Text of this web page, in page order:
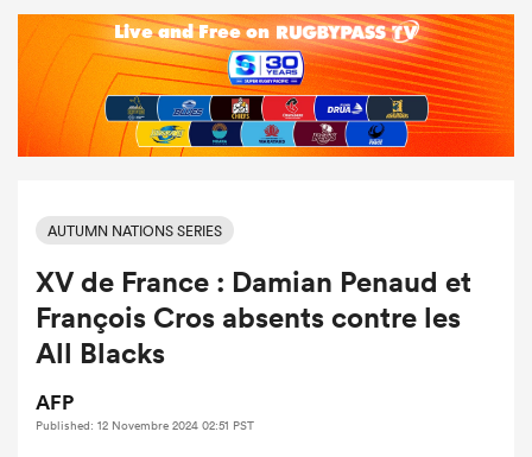
AUTUMN NATIONS SERIES
XV de France : Damian Penaud et
François Cros absents contre les
All Blacks
AFP
Published: 12 Novembre 2024 02:51 PST